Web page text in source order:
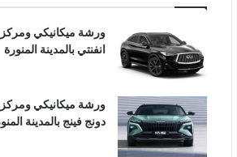
ورشة ميكانيكي ومركز
انفنتي بالمدينة المنورة
ورشة ميكانيكي ومركز
دونج فينج بالمدينة